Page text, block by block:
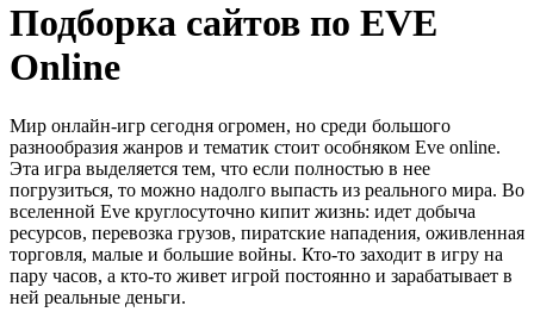
Подборка сайтов по EVE
Online
Мир онлайн-игр сегодня огромен, но среди большого
разнообразия жанров и тематик стоит особняком Eve online.
Эта игра выделяется тем, что если полностью в нее
погрузиться, то можно надолго выпасть из реального мира. Во
вселенной Eve круглосуточно кипит жизнь: идет добыча
ресурсов, перевозка грузов, пиратские нападения, оживленная
торговля, малые и большие войны. Кто-то заходит в игру на
пару часов, а кто-то живет игрой постоянно и зарабатывает в
ней реальные деньги.